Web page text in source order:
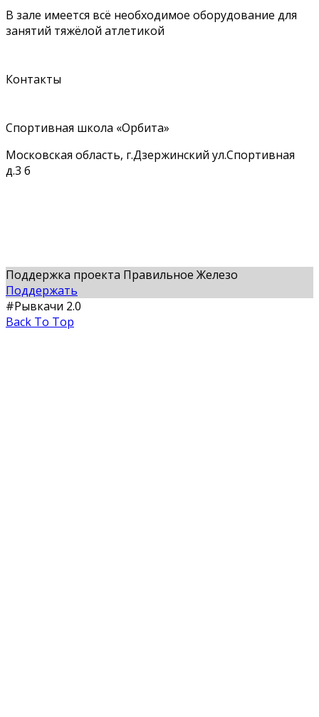
В зале имеется всё необходимое оборудование для
занятий тяжёлой атлетикой
Контакты
Спортивная школа «Орбита»
Московская область, г.Дзержинский ул.Спортивная
д.3 б
Поддержка проекта Правильное Железо
Поддержать
#Рывкачи 2.0
Back To Top